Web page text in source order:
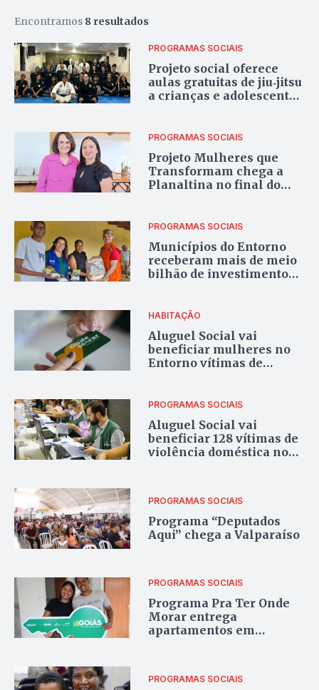
Encontramos 8 resultados
PROGRAMAS SOCIAIS
Projeto social oferece
aulas gratuitas de jiu‑jitsu
a crianças e adolescentes
PROGRAMAS SOCIAIS
Projeto Mulheres que
Transformam chega a
Planaltina no final do
PROGRAMAS SOCIAIS
Municípios do Entorno
receberam mais de meio
bilhão de investimentos
HABITAÇÃO
Aluguel Social vai
beneficiar mulheres no
Entorno vítimas de
PROGRAMAS SOCIAIS
Aluguel Social vai
beneficiar 128 vítimas de
violência doméstica no
PROGRAMAS SOCIAIS
Programa “Deputados
Aqui” chega a Valparaíso
PROGRAMAS SOCIAIS
Programa Pra Ter Onde
Morar entrega
apartamentos em
PROGRAMAS SOCIAIS